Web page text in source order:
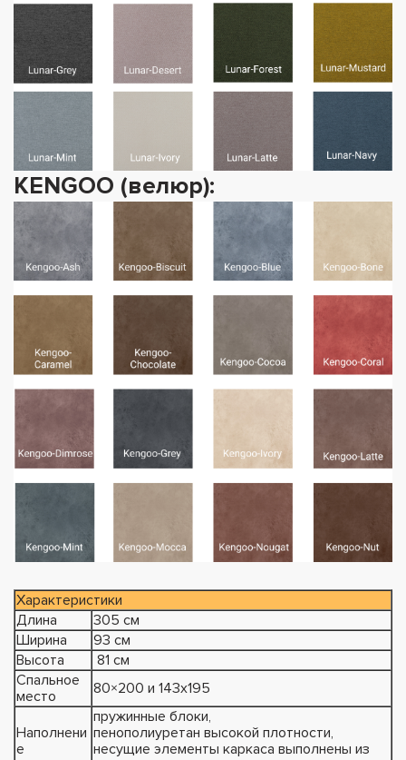
KENGOO (велюр):
Характеристики
Длина
305 см
Ширина
93 см
Высота
81 см
Спальное
место
80×200 и 143х195
Наполнени
е
пружинные блоки,
пенополиуретан высокой плотности,
несущие элементы каркаса выполнены из